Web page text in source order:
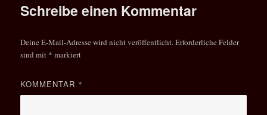
Schreibe einen Kommentar
Deine E-Mail-Adresse wird nicht veröffentlicht.Erforderliche Felder
sind mit * markiert
KOMMENTAR *